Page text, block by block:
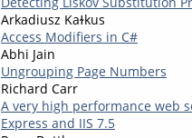
Arkadiusz Kaɫkus
Access Modifiers in C#
Abhi Jain
Ungrouping Page Numbers
Richard Carr
A very high performance web
Express and IIS 7.5